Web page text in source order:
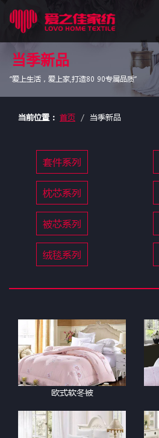
当季新品
“爱上生活，爱上家,打造80 90专属品质”
当前位置： 首页 当季新品
套件系列
枕芯系列
被芯系列
绒毯系列
欧式软冬被